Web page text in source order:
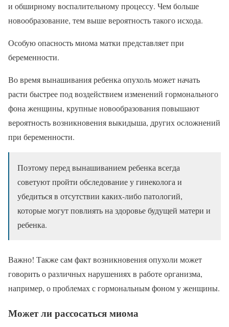
и обширному воспалительному процессу. Чем больше
новообразование, тем выше вероятность такого исхода.
Особую опасность миома матки представляет при
беременности.
Во время вынашивания ребенка опухоль может начать
расти быстрее под воздействием изменений гормонального
фона женщины, крупные новообразования повышают
вероятность возникновения выкидыша, других осложнений
при беременности.
Поэтому перед вынашиванием ребенка всегда
советуют пройти обследование у гинеколога и
убедиться в отсутствии каких-либо патологий,
которые могут повлиять на здоровье будущей матери и
ребенка.
Важно! Также сам факт возникновения опухоли может
говорить о различных нарушениях в работе организма,
например, о проблемах с гормональным фоном у женщины.
Может ли рассосаться миома